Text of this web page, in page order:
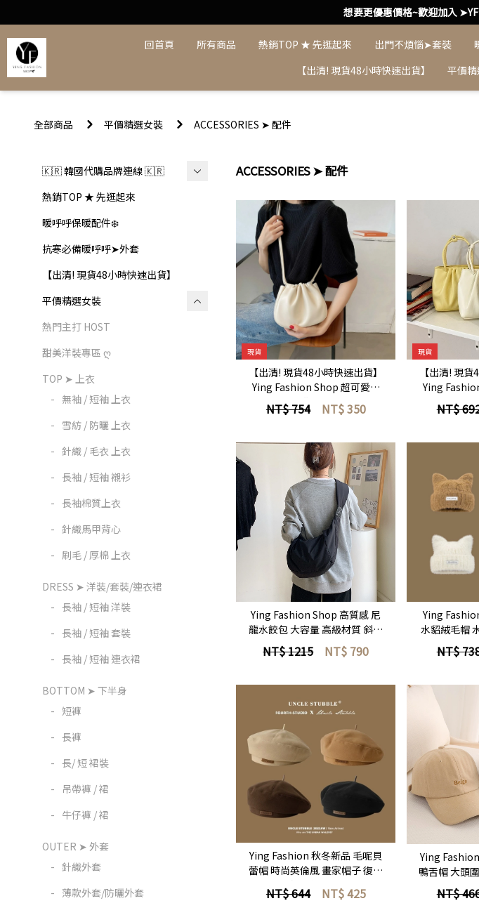
想要更優惠價格~歡迎加入
回首頁 所有商品 熱銷TOP ★ 先逛起來 出門不煩惱➤套裝
【出清! 現貨48小時快速出貨】
平價
全部商品 平價精選女裝 ACCESSORIES ➤ 配件
🇰🇷 韓國代購品牌連線 🇰🇷
【BUCKS & LESTHER】
【DELIGHT PROJECT】
【MFG】
【MATIN KIM】
【FIND KAPOOR 】
【WIGGLE WIGGLE】
【Mardi Mercredi 】
【WHO.A.U】
【Torriden】
【TAMBURINS】
【NATIONAL GEOGRAPHIC 國家
地理】
【EMIS】
【LEE】
【Wacky Willy 】
熱銷TOP ★ 先逛起來
暖呼呼保暖配件❄️
抗寒必備暖呼呼➤外套
【出清! 現貨48小時快速出貨】
平價精選女裝
熱門主打 HOST
甜美洋裝專區 ღ
TOP ➤ 上衣
- 無袖 / 短袖 上衣
- 雪紡 / 防曬 上衣
- 針織 / 毛衣 上衣
- 長袖 / 短袖 襯衫
- 長袖棉質上衣
- 針織馬甲背心
- 刷毛 / 厚棉 上衣
DRESS ➤ 洋裝/套裝/連衣裙
- 長袖 / 短袖 洋裝
- 長袖 / 短袖 套裝
- 長袖 / 短袖 連衣裙
BOTTOM ➤ 下半身
- 短褲
- 長褲
- 長/ 短 裙裝
-
吊帶褲 / 裙
- 牛仔褲 / 裙
OUTER ➤ 外套
- 針織外套
- 薄款外套/防曬外套
ACCESSORIES ➤ 配件
立即選購
現貨
【出清! 現貨48小時快速出貨】
Ying Fashion Shop 超可愛小
包 軟皮質斜背包 皺皺雲朵小包
肩背雲朵包(複製)
NT$ 754 NT$350
現貨
【出清! 現貨
Ying
方形皺褶 百
小包 休閒百
NT$
立即選購
Ying Fashion Shop 高質感 尼
龍水餃包 大容量 高級材質 斜背
包 簡約百搭 單肩包 熱銷包款 水
餃包
NT$ 1215 NT$ 790
Ying
水貂絨毛帽
保暖毛帽 顯
NT$
立即選購
Ying Fashion 秋冬新品 毛呢貝
蕾帽 時尚英倫風 畫家帽子 復古
百搭 瘦臉款 男女貝蕾帽
NT$ 644 NT$425
Ying
鴨舌帽 大頭
日系 刺
NT$